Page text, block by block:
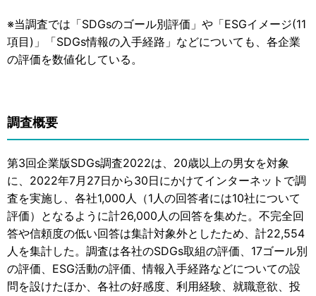
※当調査では「SDGsのゴール別評価」や「ESGイメージ(11
項目)」「SDGs情報の入手経路」などについても、各企業
の評価を数値化している。
調査概要
第3回企業版SDGs調査2022は、20歳以上の男女を対象
に、2022年7月27日から30日にかけてインターネットで調
査を実施し、各社1,000人（1人の回答者には10社について
評価）となるように計26,000人の回答を集めた。不完全回
答や信頼度の低い回答は集計対象外としたため、計22,554
人を集計した。調査は各社のSDGs取組の評価、17ゴール別
の評価、ESG活動の評価、情報入手経路などについての設
問を設けたほか、各社の好感度、利用経験、就職意欲、投